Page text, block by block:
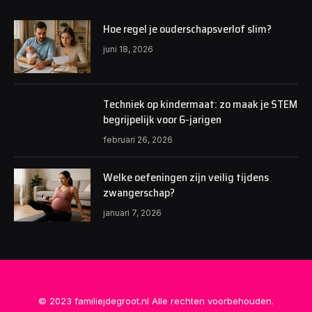
Hoe regel je ouderschapsverlof slim?
juni 18, 2026
Techniek op kindermaat: zo maak je STEM
begrijpelijk voor 6-jarigen
februari 26, 2026
Welke oefeningen zijn veilig tijdens
zwangerschap?
januari 7, 2026
© 2023 familiejdegroot.nl Alle rechten voorbehouden.